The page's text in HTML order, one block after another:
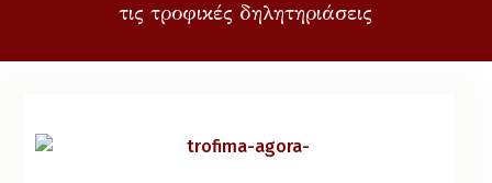
τις τροφικές δηλητηριάσεις